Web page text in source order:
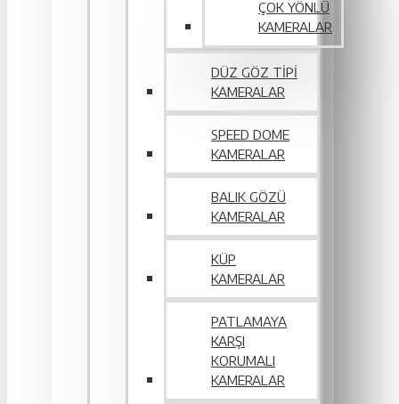
ÇOK YÖNLÜ
KAMERALAR
DÜZ GÖZ TIPI
KAMERALAR
SPEED DOME
KAMERALAR
BALIK GÖZÜ
KAMERALAR
KÜP
KAMERALAR
PATLAMAYA
KARŞI
KORUMALI
KAMERALAR